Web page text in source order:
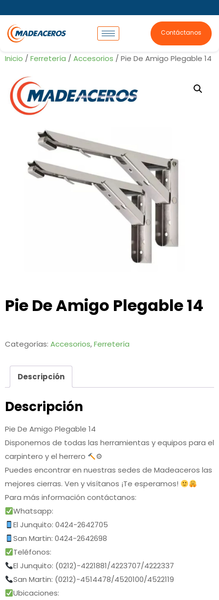
Contáctanos
Inicio / Ferretería / Accesorios / Pie De Amigo Plegable 14
Pie De Amigo Plegable 14
Categorías: Accesorios,Ferretería
Descripción
Descripción
Pie De Amigo Plegable 14
Disponemos de todas las herramientas y equipos para el
carpintero y el herrero
⚙
Puedes encontrar en nuestras sedes de Madeaceros las
mejores cierras. Ven y visítanos ¡Te esperamos!
Para más información contáctanos:
Whatsapp:
El Junquito: 0424-2642705
San Martin: 0424-2642698
Teléfonos:
El Junquito: (0212)-4221881/4223707/4222337
San Martin: (0212)-4514478/4520100/4522119
Ubicaciones: